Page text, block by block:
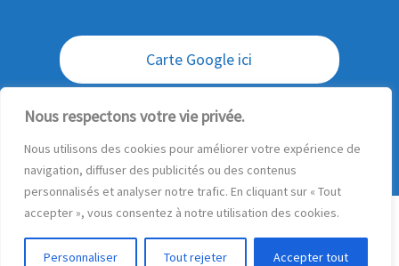
Nous respectons votre vie privée.
Nous utilisons des cookies pour améliorer votre expérience de
navigation, diffuser des publicités ou des contenus
personnalisés et analyser notre trafic. En cliquant sur « Tout
accepter », vous consentez à notre utilisation des cookies.
Personnaliser Tout rejeter Accepter tout
Carte Google ici
Envoi / livraison des commandes
Questions ?
© 2026
réservés